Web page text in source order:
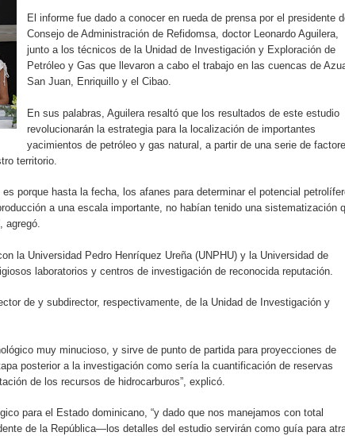
de Oficina Regional Este en La Romana
para emprendedoras en la segunda edición del Summit
artística con nuevo álbum, renovación de su equipo y
Banreservas seguirá impulsando la seguridad alimentaria
Santiago el segundo Foro del Ahorro y la Inversión
de Retención de Vehículos de Pedro Brand
y se convierte en la primera empresa del sector con
El informe fue dado a conocer en rueda de prensa por el presidente
Consejo de Administración de Refidomsa, doctor Leonardo Aguilera,
junto a los técnicos de la Unidad de Investigación y Exploración de
Petróleo y Gas que llevaron a cabo el trabajo en las cuencas de
San Juan, Enriquillo y el Cibao.
En sus palabras, Aguilera resaltó que los resultados de este estudio
revolucionarán la estrategia para la localización de importantes
yacimientos de petróleo y gas natural, a partir de una serie de
territorio.
porque hasta la fecha, los afanes para determinar el potencial
a una escala importante, no habían tenido una sistematización
agregó.
la Universidad Pedro Henríquez Ureña (UNPHU) y la Universidad de
laboratorios y centros de investigación de reconocida reputación.
de y subdirector, respectivamente, de la Unidad de Investigación y
muy minucioso, y sirve de punto de partida para proyecciones de
posterior a la investigación como sería la cuantificación de reservas
de los recursos de hidrocarburos”, explicó.
para el Estado dominicano, “y dado que nos manejamos con total
de la República—los detalles del estudio servirán como guía para